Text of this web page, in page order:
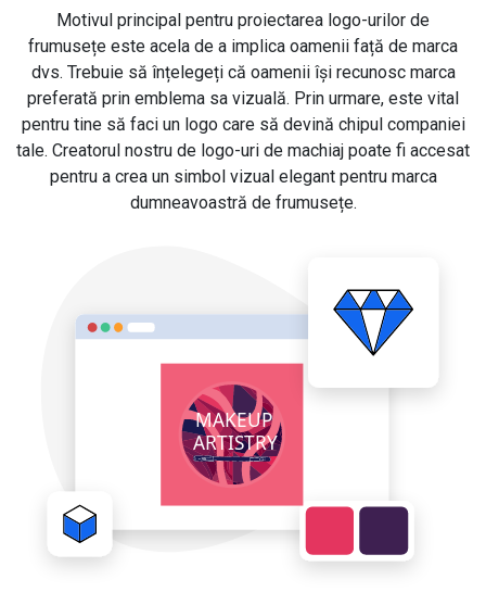
Motivul principal pentru proiectarea logo-urilor de
frumusețe este acela de a implica oamenii față de marca
dvs. Trebuie să înțelegeți că oamenii își recunosc marca
preferată prin emblema sa vizuală. Prin urmare, este vital
pentru tine să faci un logo care să devină chipul companiei
tale. Creatorul nostru de logo-uri de machiaj poate fi accesat
pentru a crea un simbol vizual elegant pentru marca
dumneavoastră de frumusețe.